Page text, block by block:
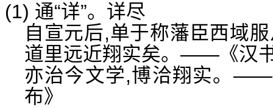
(1) 通“详”。详尽
自宣元后,单于称藩臣西域
道里远近翔实矣。——《汉
亦治今文学,博洽翔实。
布》